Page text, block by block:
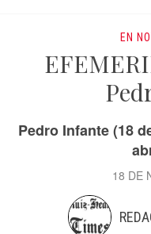
EN
Pedro Infante (18
18 DE